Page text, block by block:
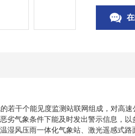
干个能见度监测站联网组成，对高速
劣气象条件下能及时发出警示信息，
湿风压雨一体化气象站、激光遥感式路